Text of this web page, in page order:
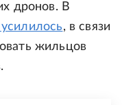
дронов. В
, в связи
жильцов